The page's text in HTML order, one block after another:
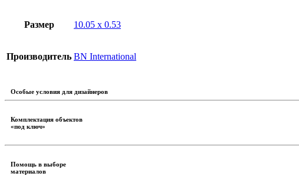
Размер 10.05 х 0.53
Производитель BN International
Особые условия для дизайнеров
Комплектация объектов
«под ключ»
Помощь в выборе
материалов